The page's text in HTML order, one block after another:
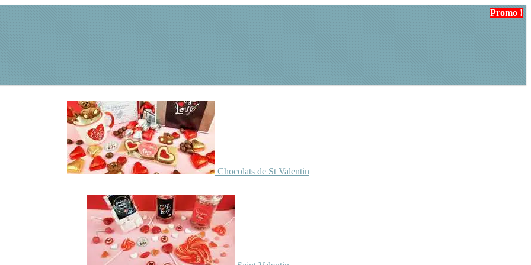
Chocolats de St Valentin
Promo !